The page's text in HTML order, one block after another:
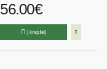
56.00€
Į krepšelį